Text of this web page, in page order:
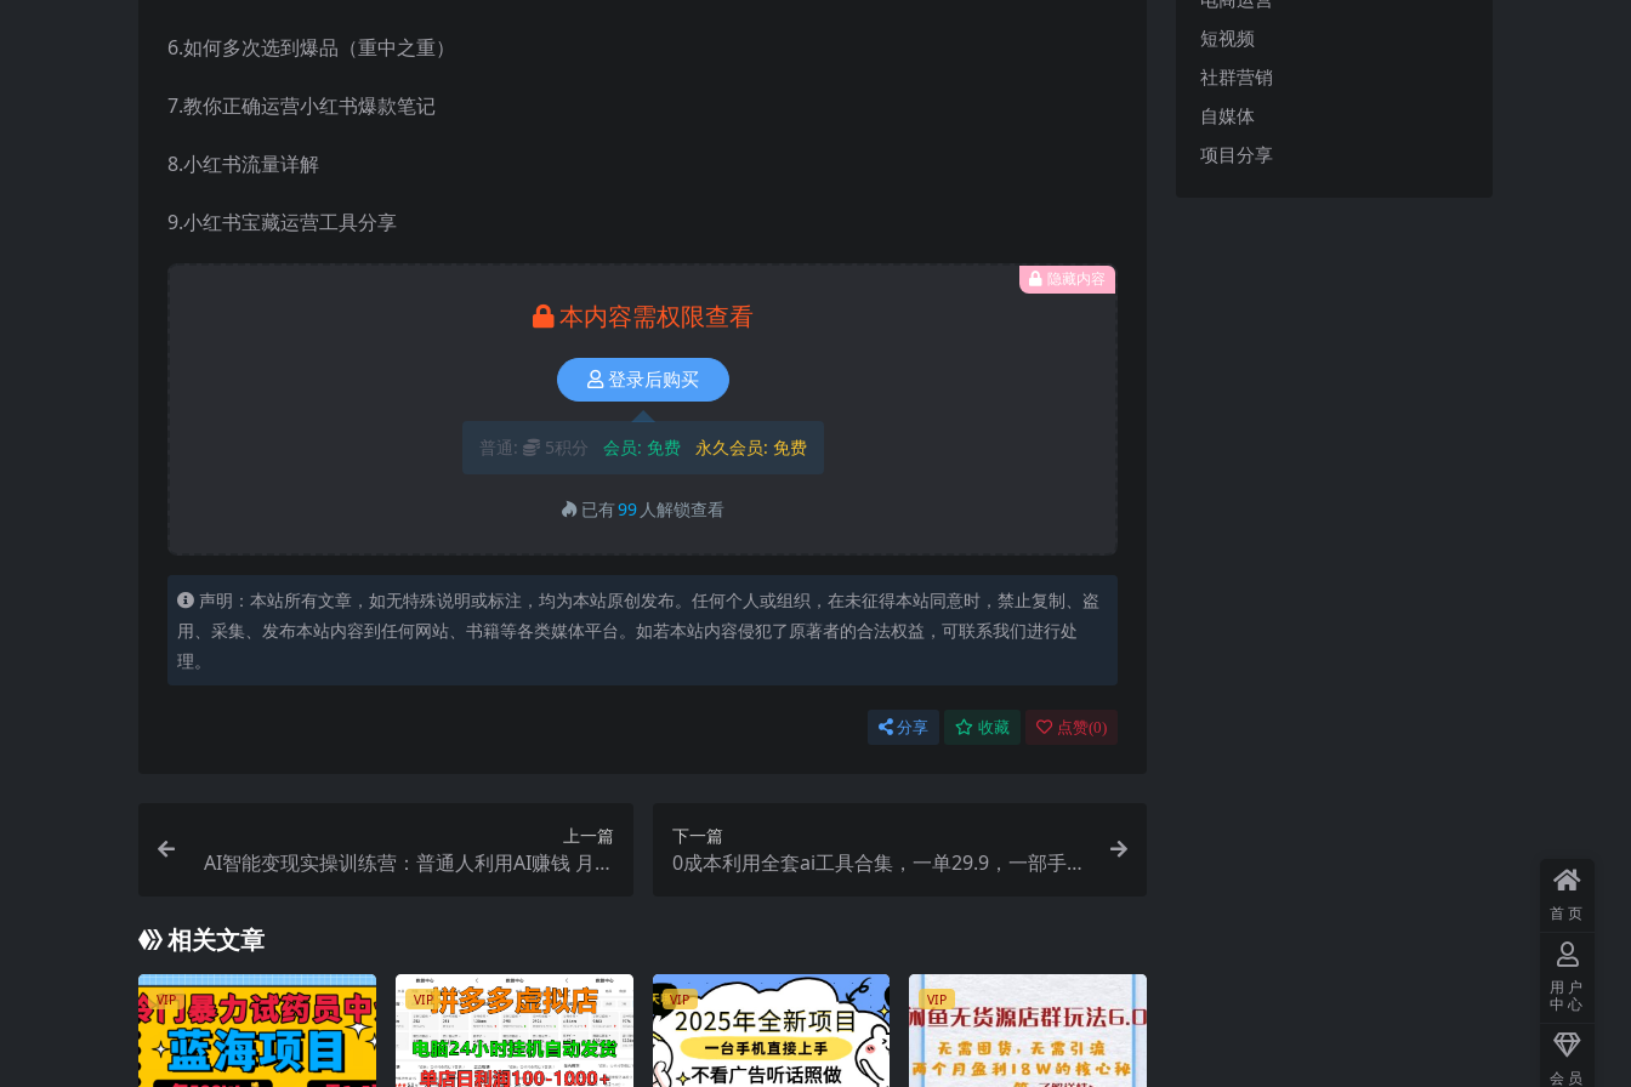
6.如何多次选到爆品（重中之重）
7.教你正确运营小红书爆款笔记
8.小红书流量详解
9.小红书宝藏运营工具分享
隐藏内容
本内容需权限查看
登录后购买
普通: 5积分 会员: 免费 永久会员: 免费
已有99 人解锁查看
声明：本站所有文章，如无特殊说明或标注，均为本站原创发布。任何个人或组织，在未征得本站同意时，禁止复制、盗
用、采集、发布本站内容到任何网站、书籍等各类媒体平台。如若本站内容侵犯了原著者的合法权益，可联系我们进行处
理。
分享 收藏 点赞(0)
上一篇
AI智能变现实操训练营：普通人利用AI赚钱 月收
下一篇
0成本利用全套ai工具合集，一单29.9，一部手机
相关文章
VIP VIP VIP VIP
短视频
社群营销
自媒体
项目分享
首页
用户
中心
会员